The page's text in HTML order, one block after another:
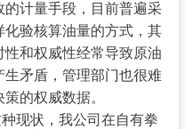
的计量手段，目前普遍采
化验核算油量的方式，其
性和权威性经常导致原油
生矛盾，管理部门也很难
的权威数据。
现状，我公司在自有拳